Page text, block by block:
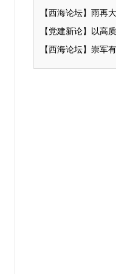
【西海论坛】雨再
【西海论坛】崇军